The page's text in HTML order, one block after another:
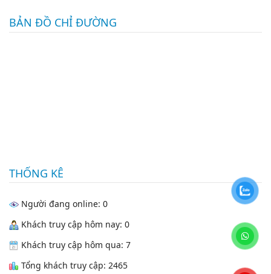
BẢN ĐỒ CHỈ ĐƯỜNG
THỐNG KÊ
Người đang online: 0
Khách truy cập hôm nay: 0
Khách truy cập hôm qua: 7
Tổng khách truy cập: 2465